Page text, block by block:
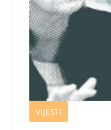
VIJESTI